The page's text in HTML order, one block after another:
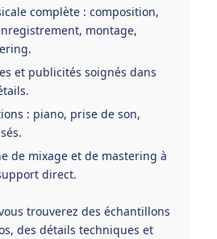
complète : composition,
montage,
et publicités soignés dans
: piano, prise de son,
de mixage et de mastering à
direct.
trouverez des échantillons
des détails techniques et